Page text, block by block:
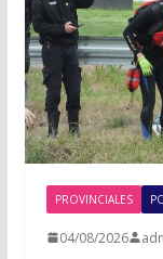
PROVINCIALES
04/08/2026